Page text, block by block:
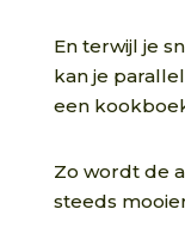
En terwijl je
kan je
een
Zo wordt de
steeds